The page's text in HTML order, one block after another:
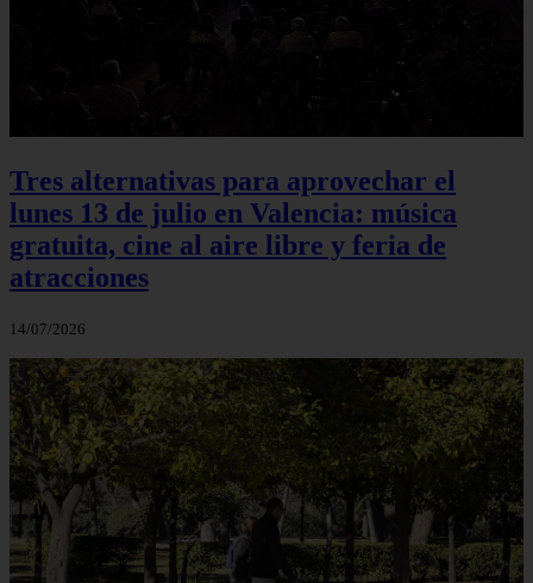
Tres alternativas para aprovechar el
lunes 13 de julio en Valencia: música
gratuita, cine al aire libre y feria de
atracciones
14/07/2026